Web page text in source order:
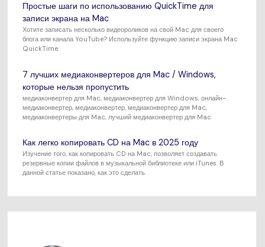
Простые шаги по использованию QuickTime для
записи экрана на Mac
Хотите записать несколько видеороликов на свой Mac для своего
блога или канала YouTube? Используйте функцию записи экрана Mac
QuickTime.
7 лучших медиаконвертеров для Mac / Windows,
которые нельзя пропустить
медиаконвертер для Mac, медиаконвертер для Windows, онлайн-
медиаконвертер, медиаконвертер, медиаконвертер для Mac,
медиаконвертеры для Mac, лучший медиаконвертер для Mac
Как легко копировать CD на Mac в 2025 году
Изучение того, как копировать CD на Mac, позволяет создавать
резервные копии файлов в музыкальной библиотеке или iTunes. В
данной статье показано, как это сделать.